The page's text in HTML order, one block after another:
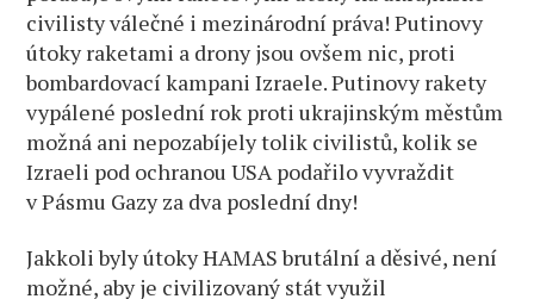
civilisty válečné i mezinárodní práva! Putinovy
útoky raketami a drony jsou ovšem nic, proti
bombardovací kampani Izraele. Putinovy rakety
vypálené poslední rok proti ukrajinským městům
možná ani nepozabíjely tolik civilistů, kolik se
Izraeli pod ochranou USA podařilo vyvraždit
v Pásmu Gazy za dva poslední dny!
Jakkoli byly útoky HAMAS brutální a děsivé, není
možné, aby je civilizovaný stát využil